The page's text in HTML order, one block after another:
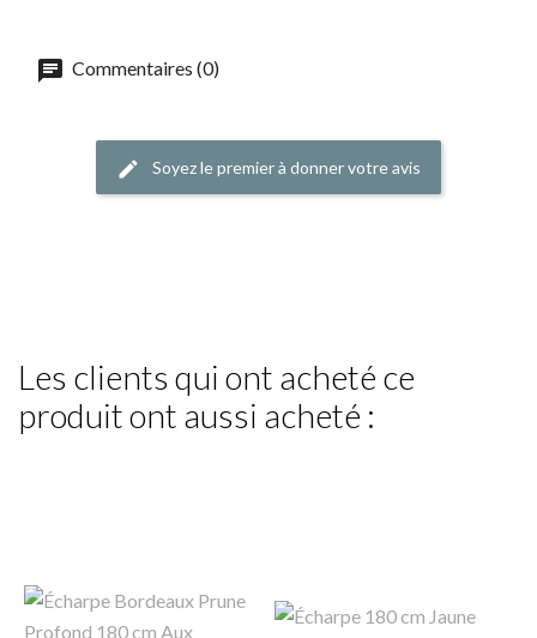
Commentaires (0)
Soyez le premier à donner votre avis
Les clients qui ont acheté ce
produit ont aussi acheté :